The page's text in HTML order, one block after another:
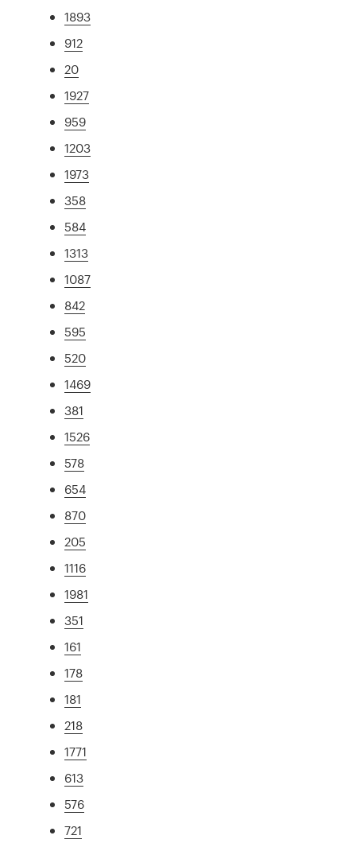
1893
912
20
1927
959
1203
1973
358
584
1313
1087
842
595
520
1469
381
1526
578
654
870
205
1116
1981
351
161
178
181
218
1771
613
576
721